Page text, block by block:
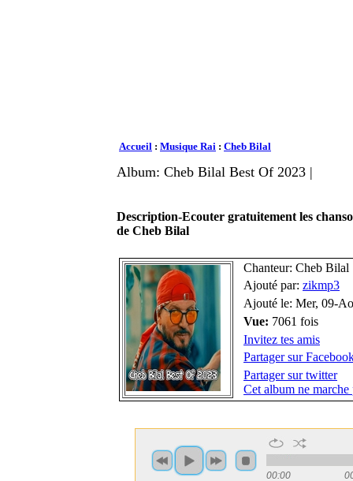
Accueil : Musique Rai : Cheb Bilal
Album: Cheb Bilal Best Of 2023 |
Description-Ecouter gratuitement les
de Cheb Bilal
Chanteur: Cheb Bilal
Ajouté par: zikmp3
Ajouté le: Mer, 09-
Vue: 7061 fois
Invitez tes amis
Partager sur
Partager sur twitter
Cet album ne marche